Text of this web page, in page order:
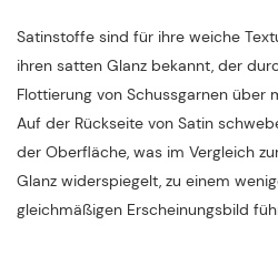
Satinstoffe sind für ihre weiche
ihren satten Glanz bekannt, der
Flottierung von Schussgarnen über
Auf der Rückseite von Satin
der Oberfläche, was im Vergleich
Glanz widerspiegelt, zu einem
gleichmäßigen Erscheinungsbild